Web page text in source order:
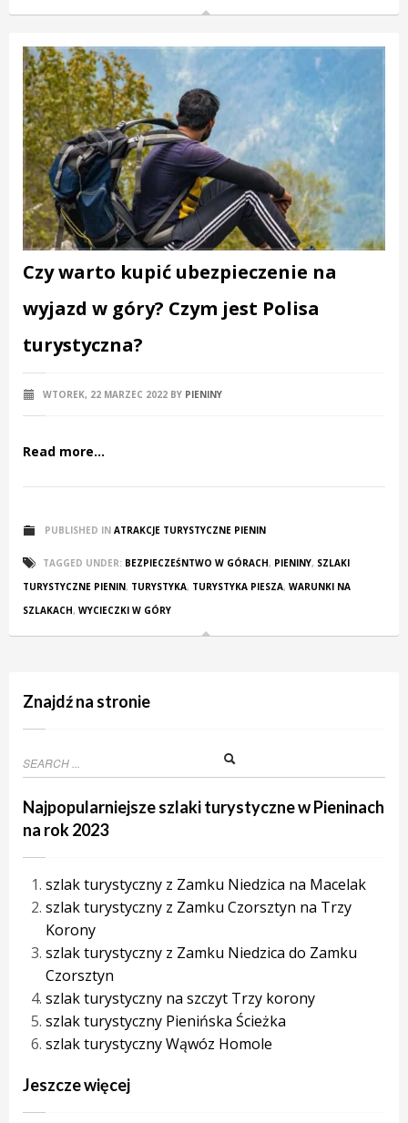
Czy warto kupić ubezpieczenie na
wyjazd w góry? Czym jest Polisa
turystyczna?
WTOREK, 22 MARZEC 2022 BY PIENINY
Read more...
PUBLISHED IN ATRAKCJE TURYSTYCZNE PIENIN
TAGGED UNDER: BEZPIECZEŚNTWO W GÓRACH, PIENINY, SZLAKI
TURYSTYCZNE PIENIN, TURYSTYKA, TURYSTYKA PIESZA, WARUNKI NA
SZLAKACH, WYCIECZKI W GÓRY
Znajdź na stronie
Najpopularniejsze szlaki turystyczne w Pieninach
na rok 2023
szlak turystyczny z Zamku Niedzica na Macelak
szlak turystyczny z Zamku Czorsztyn na Trzy
Korony
szlak turystyczny z Zamku Niedzica do Zamku
Czorsztyn
szlak turystyczny na szczyt Trzy korony
szlak turystyczny Pienińska Ścieżka
szlak turystyczny Wąwóz Homole
Jeszcze więcej